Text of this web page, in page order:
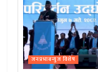
जनप्रभाबन्युज विशेष